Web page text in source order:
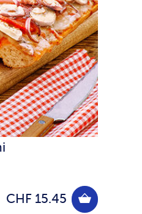
CHF 15.45